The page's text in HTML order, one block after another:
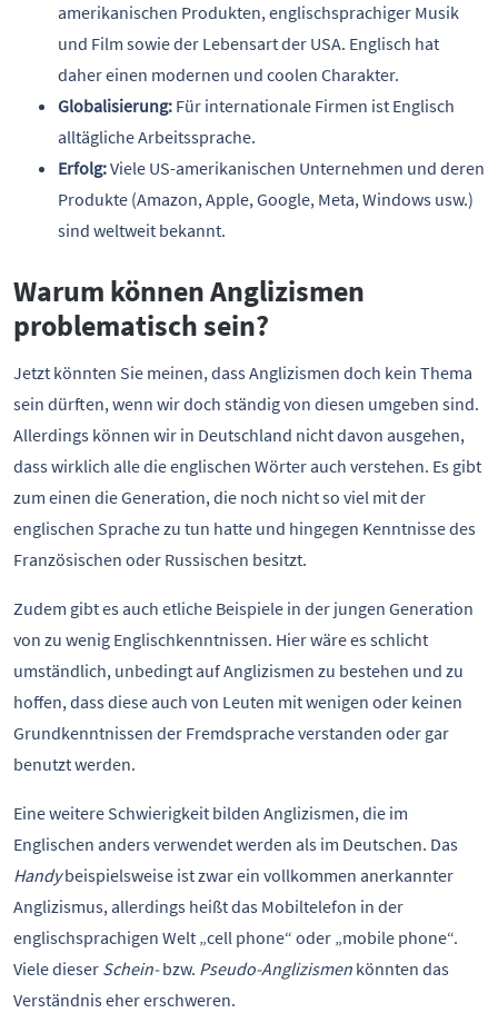
amerikanischen Produkten, englischsprachiger Musik
und Film sowie der Lebensart der USA. Englisch hat
daher einen modernen und coolen Charakter.
Globalisierung: Für internationale Firmen ist Englisch
alltägliche Arbeitssprache.
Erfolg:Viele US-amerikanischen Unternehmen und deren
Produkte (Amazon, Apple, Google, Meta, Windows usw.)
sind weltweit bekannt.
Warum können Anglizismen
problematisch sein?
Jetzt könnten Sie meinen, dass Anglizismen doch kein Thema
sein dürften, wenn wir doch ständig von diesen umgeben sind.
Allerdings können wir in Deutschland nicht davon ausgehen,
dass wirklich alle die englischen Wörter auch verstehen. Es gibt
zum einen die Generation, die noch nicht so viel mit der
englischen Sprache zu tun hatte und hingegen Kenntnisse des
Französischen oder Russischen besitzt.
Zudem gibt es auch etliche Beispiele in der jungen Generation
von zu wenig Englischkenntnissen. Hier wäre es schlicht
umständlich, unbedingt auf Anglizismen zu bestehen und zu
hoffen, dass diese auch von Leuten mit wenigen oder keinen
Grundkenntnissen der Fremdsprache verstanden oder gar
benutzt werden.
Eine weitere Schwierigkeit bilden Anglizismen, die im
Englischen anders verwendet werden als im Deutschen. Das
Handybeispielsweise ist zwar ein vollkommen anerkannter
Anglizismus, allerdings heißt das Mobiltelefon in der
englischsprachigen Welt „cell phone“ oder „mobile phone“.
Viele dieser Schein-bzw. Pseudo-Anglizismen könnten das
Verständnis eher erschweren.